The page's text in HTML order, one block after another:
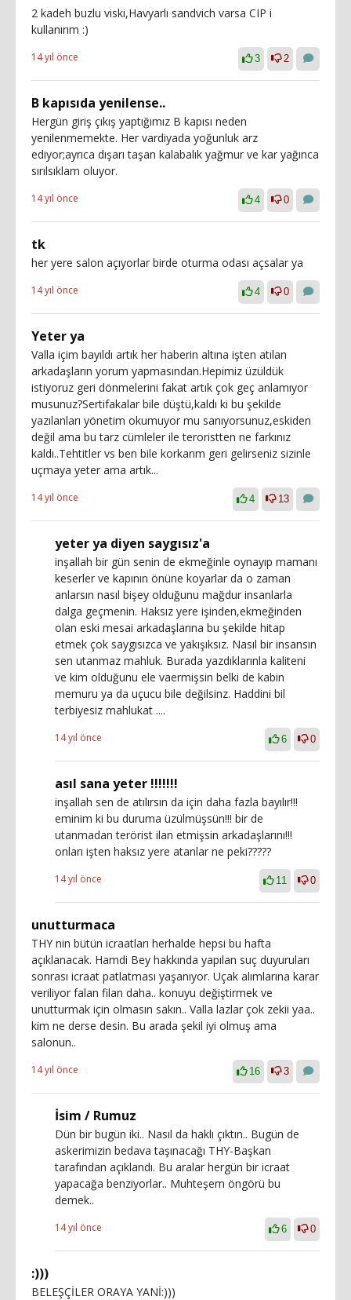
2 kadeh buzlu viski,Havyarlı sandvich varsa CIP i
kullanırım :)
14 yıl önce 3 2
B kapısıda yenilense..
Hergün giriş çıkış yaptığımız B kapısı neden
yenilenmemekte. Her vardiyada yoğunluk arz
ediyor;ayrıca dışarı taşan kalabalık yağmur ve kar yağınca
sırılsıklam oluyor.
14 yıl önce 4 0
tk
her yere salon açıyorlar birde oturma odası açsalar ya
14 yıl önce 4 0
Yeter ya
Valla içim bayıldı artık her haberin altına işten atılan
arkadaşların yorum yapmasından.Hepimiz üzüldük
istiyoruz geri dönmelerini fakat artık çok geç anlamıyor
musunuz?Sertifakalar bile düştü,kaldı ki bu şekilde
yazılanları yönetim okumuyor mu sanıyorsunuz,eskiden
değil ama bu tarz cümleler ile teroristten ne farkınız
kaldı..Tehtitler vs ben bile korkarım geri gelirseniz sizinle
uçmaya yeter ama artık...
14 yıl önce 4 13
yeter ya diyen saygısız'a
inşallah bir gün senin de ekmeğinle oynayıp mamanı
keserler ve kapının önüne koyarlar da o zaman
anlarsın nasıl bişey olduğunu mağdur insanlarla
dalga geçmenin. Haksız yere işinden,ekmeğinden
olan eski mesai arkadaşlarına bu şekilde hitap
etmek çok saygısızca ve yakışıksız. Nasıl bir insansın
sen utanmaz mahluk. Burada yazdıklarınla kaliteni
ve kim olduğunu ele vaermişsin belki de kabin
memuru ya da uçucu bile değilsinz. Haddini bil
terbiyesiz mahlukat ....
14 yıl önce 6 0
asıl sana yeter !!!!!!!
inşallah sen de atılırsın da için daha fazla bayılır!!!
eminim ki bu duruma üzülmüşsün!!! bir de
utanmadan terörist ilan etmişsin arkadaşlarını!!!
onları işten haksız yere atanlar ne peki?????
14 yıl önce 11 0
unutturmaca
THY nin bütün icraatları herhalde hepsi bu hafta
açıklanacak. Hamdi Bey hakkında yapılan suç duyuruları
sonrası icraat patlatması yaşanıyor. Uçak alımlarına karar
veriliyor falan filan daha.. konuyu değiştirmek ve
unutturmak için olmasın sakın.. Valla lazlar çok zekii yaa..
kim ne derse desin. Bu arada şekil iyi olmuş ama
salonun..
14 yıl önce 16 3
İsim / Rumuz
Dün bir bugün iki.. Nasıl da haklı çıktın.. Bugün de
askerimizin bedava taşınacağı THY-Başkan
tarafından açıklandı. Bu aralar hergün bir icraat
yapacağa benziyorlar.. Muhteşem öngörü bu
demek..
14 yıl önce 6 0
:)))
BELEŞÇİLER ORAYA YANİ:)))